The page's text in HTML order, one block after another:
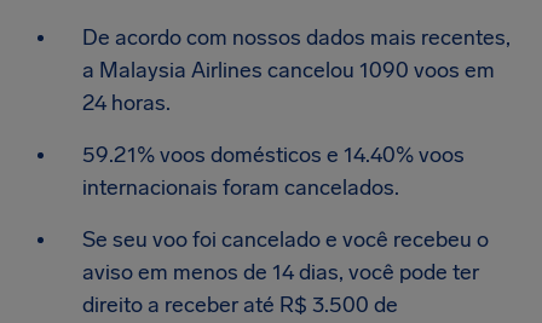
De acordo com nossos dados mais recentes,
a Malaysia Airlines cancelou 1090 voos em
24 horas.
59.21% voos domésticos e 14.40% voos
internacionais foram cancelados.
Se seu voo foi cancelado e você recebeu o
aviso em menos de 14 dias, você pode ter
direito a receber até R$ 3.500 de